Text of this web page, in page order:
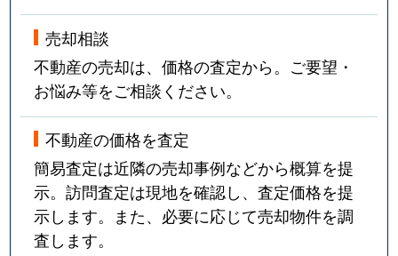
売却相談
不動産の売却は、価格の査定から。ご要望・
お悩み等をご相談ください。
不動産の価格を査定
簡易査定は近隣の売却事例などから概算を提
示。訪問査定は現地を確認し、査定価格を提
示します。また、必要に応じて売却物件を調
査します。